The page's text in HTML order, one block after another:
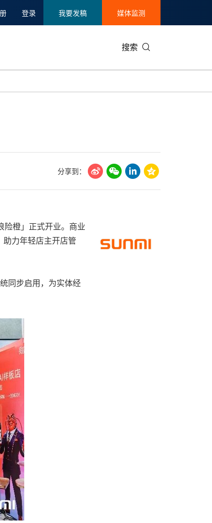
登录 我要发稿 媒体监测
搜索
美国临床肿瘤学会(ASCO)
分享到：
橙」正式开业。商业
力年轻店主开店管
同步启用，为实体经